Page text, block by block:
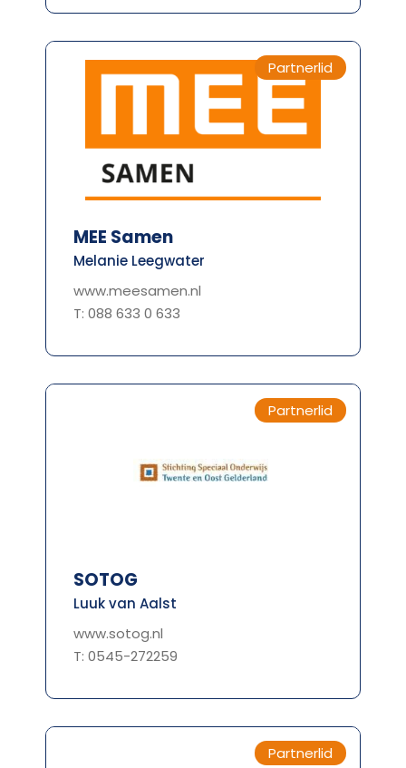
Partnerlid
MEE Samen
Melanie Leegwater
www.meesamen.nl
T: 088 633 0 633
Partnerlid
SOTOG
Luuk van Aalst
www.sotog.nl
T: 0545-272259
Partnerlid